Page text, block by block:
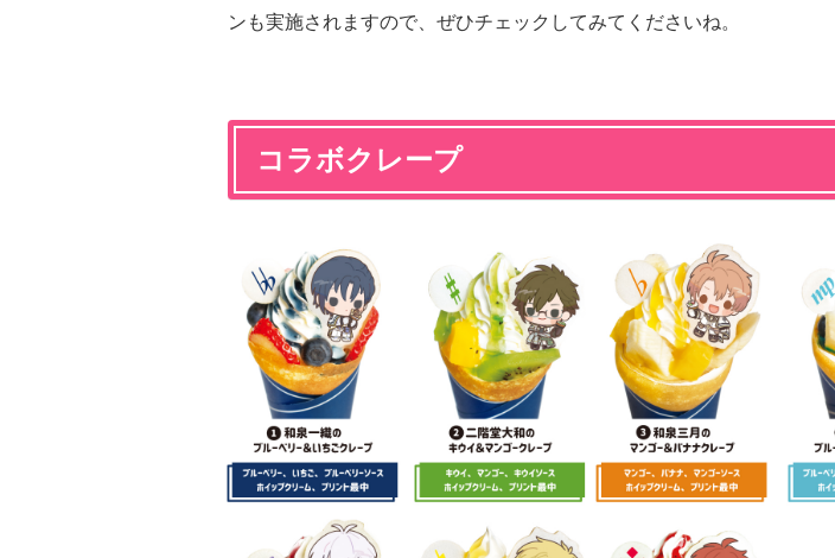
ンも実施されますので、ぜひチェックしてみてくださいね。
コラボクレープ